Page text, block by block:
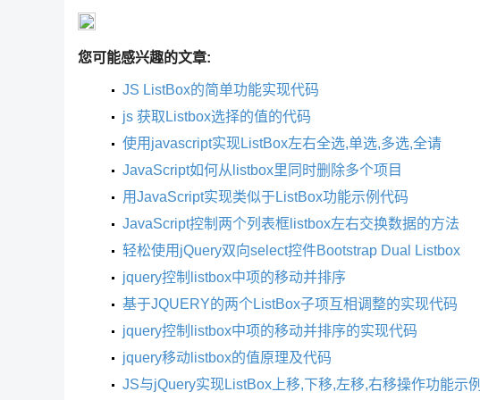
您可能感兴趣的文章:
JS ListBox的简单功能实现代码
js 获取Listbox选择的值的代码
使用javascript实现ListBox左右全选,单选,多选,全请
JavaScript如何从listbox里同时删除多个项目
用JavaScript实现类似于ListBox功能示例代码
JavaScript控制两个列表框listbox左右交换数据的方法
轻松使用jQuery双向select控件Bootstrap Dual Listbox
jquery控制listbox中项的移动并排序
基于JQUERY的两个ListBox子项互相调整的实现代码
jquery控制listbox中项的移动并排序的实现代码
jquery移动listbox的值原理及代码
JS与jQuery实现ListBox上移,下移,左移,右移操作功能示例